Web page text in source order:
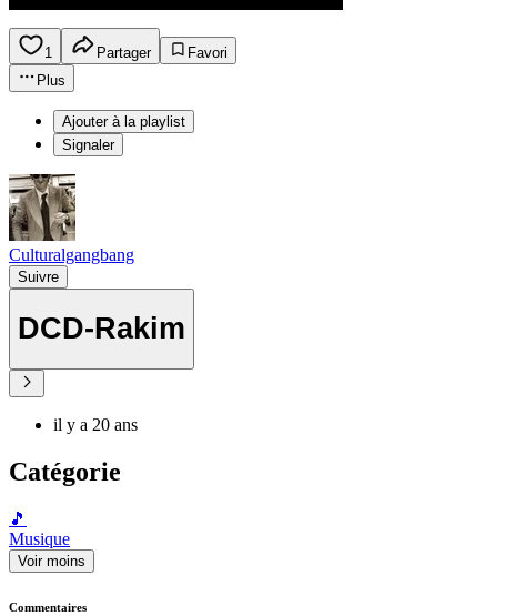
1 Partager
Favori
Plus
Ajouter à la playlist
Signaler
Culturalgangbang
Suivre
DCD-Rakim
il y a 20 ans
Catégorie
🎵
Musique
Voir moins
Commentaires